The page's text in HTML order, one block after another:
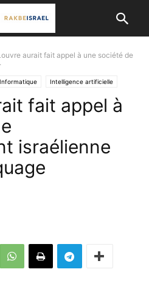
aurait fait appel à une société de
Intelligence artificielle
fait appel à
israélienne